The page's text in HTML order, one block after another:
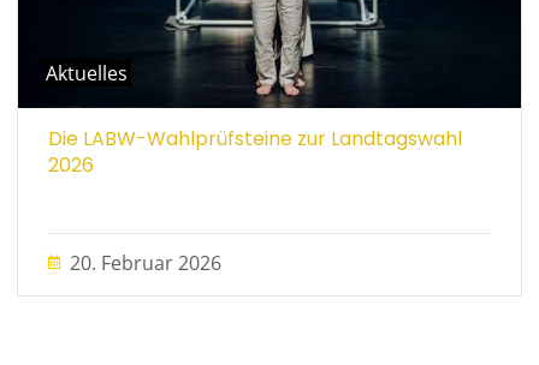
Aktuelles
Die LABW-Wahlprüfsteine zur Landtagswahl
2026
20. Februar 2026